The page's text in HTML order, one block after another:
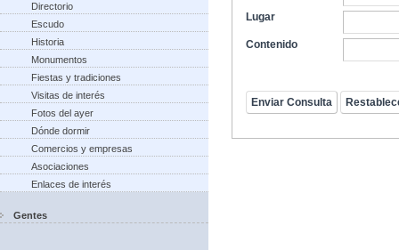
Directorio
Escudo
Historia
Monumentos
Fiestas y tradiciones
Visitas de interés
Fotos del ayer
Dónde dormir
Comercios y empresas
Asociaciones
Enlaces de interés
Gentes
Lugar
Contenido